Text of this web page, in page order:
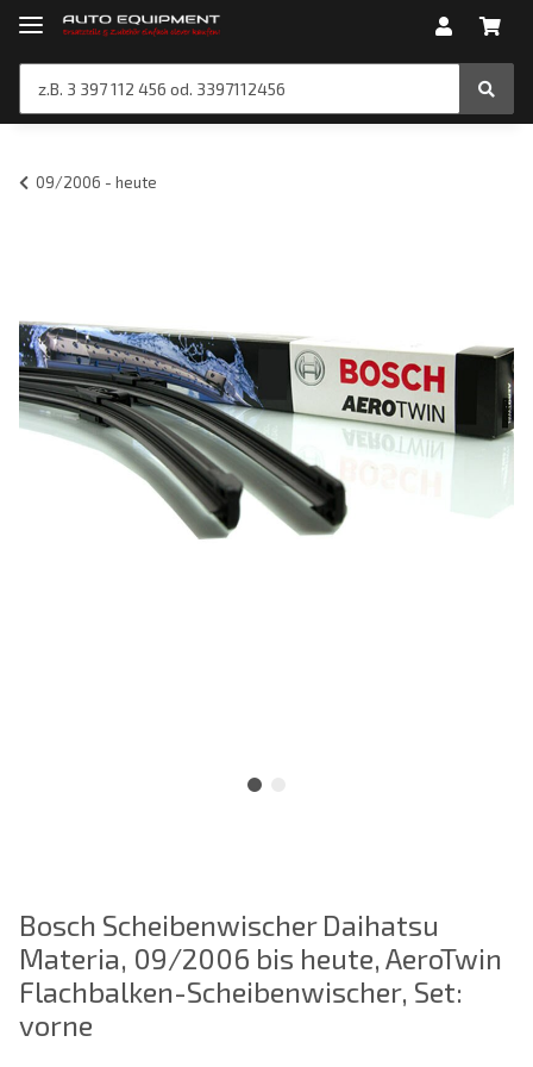
09/2006 - heute
Bosch Scheibenwischer Daihatsu
Materia, 09/2006 bis heute, AeroTwin
Flachbalken-Scheibenwischer, Set:
vorne